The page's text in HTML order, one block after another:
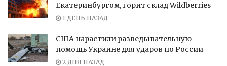
Екатеринбургом, горит склад Wildberries
1 ДЕНЬ НАЗАД
США нарастили разведывательную
помощь Украине для ударов по России
2 ДНЯ НАЗАД